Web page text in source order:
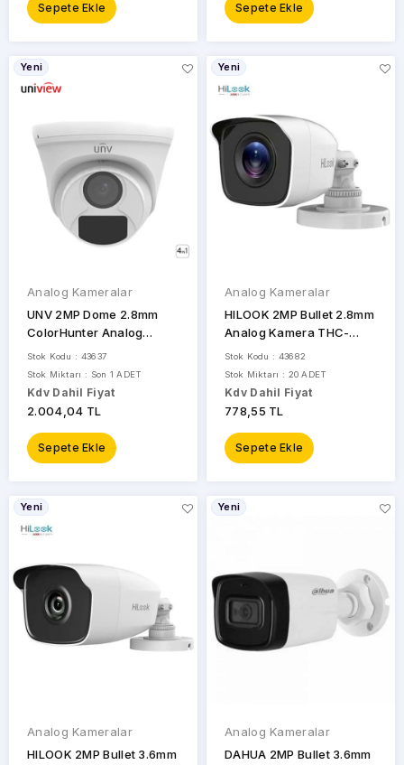
Sepete Ekle Sepete Ekle
Yeni
Analog Kameralar
UNV 2MP Dome 2.8mm
ColorHunter Analog
Kamera UAC-T112-F28-W
Stok Kodu : 43637
Stok Miktarı : Son 1 ADET
Kdv Dahil Fiyat
2.004,04 TL
Sepete Ekle
Yeni
Analog Kameralar
HILOOK 2MP Bullet 2.8mm
Analog Kamera THC-
B120-PC
Stok Kodu : 43682
Stok Miktarı : 20 ADET
Kdv Dahil Fiyat
778,55 TL
Sepete Ekle
Yeni
Analog Kameralar
HILOOK 2MP Bullet 3.6mm
Yeni
Analog Kameralar
DAHUA 2MP Bullet 3.6mm